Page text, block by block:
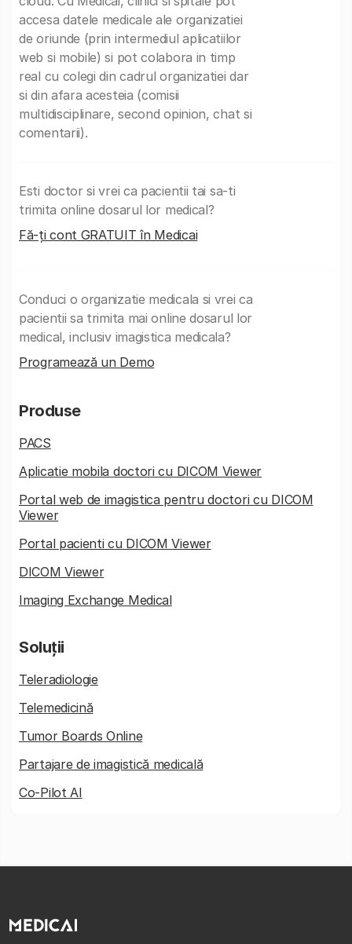
accesa datele medicale ale organizatiei
de oriunde (prin intermediul aplicatiilor
web si mobile) si pot colabora in timp
real cu colegi din cadrul organizatiei dar
si din afara acesteia (comisii
multidisciplinare, second opinion, chat si
comentarii).
Esti doctor si vrei ca pacientii tai sa-ti
trimita online dosarul lor medical?
Fă-ți cont GRATUIT în Medicai
Conduci o organizatie medicala si vrei ca
pacientii sa trimita mai online dosarul lor
medical, inclusiv imagistica medicala?
Programează un Demo
Produse
PACS
Aplicatie mobila doctori cu DICOM Viewer
Portal web de imagistica pentru doctori cu DICOM
Viewer
Portal pacienti cu DICOM Viewer
DICOM Viewer
Imaging Exchange Medical
Soluții
Teleradiologie
Telemedicină
Tumor Boards Online
Partajare de imagistică medicală
Co-Pilot AI